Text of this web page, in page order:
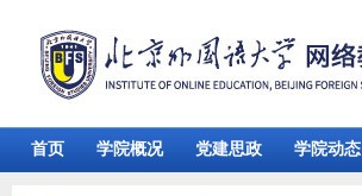
首页 学院概况 党建思政 学院动态